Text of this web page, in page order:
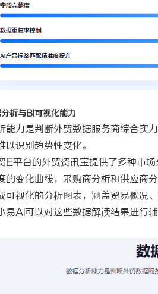
析与BI可视化能力
能力是判断外贸数据服务商综合实
以识别趋势性变化。
E平台的外贸资讯宝提供了多种市
的变化曲线，采购商分析和供应商
可视化的分析图表，涵盖贸易概况
易AI可以对这些数据解读结果进行